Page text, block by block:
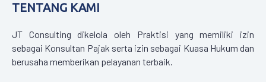
TENTANG KAMI
JT Consulting dikelola oleh Praktisi yang memiliki izin
sebagai Konsultan Pajak serta izin sebagai Kuasa Hukum dan
berusaha memberikan pelayanan terbaik.